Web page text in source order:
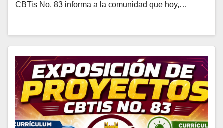
CBTis No. 83 informa a la comunidad que hoy,…